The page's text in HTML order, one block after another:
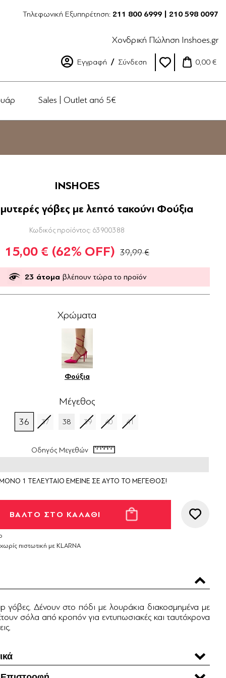
Τηλεφωνική Εξυπηρέτηση: 211 800 6999 | 210 598 0097
Χονδρική Πώληση Inshoes.gr
Εγγραφή Σύνδεση 0,00 €
Sales | Outlet από 5€
INSHOES
γόβες με λεπτό τακούνι Φούξια
Κωδικός προϊόντος: 63900388
15,00 € (62% OFF) 39,99 €
23 άτομα βλέπουν τώρα το προϊόν
Χρώματα
Φούξια
Μέγεθος
36 37 38 39 40 41
Οδηγός Μεγεθών
ΜΟΝΟ 1 ΤΕΛΕΥΤΑΙΟ ΕΜΕΙΝΕ ΣΕ ΑΥΤΟ ΤΟ ΜΕΓΕΘΟΣ!
πιστωτική με KLARNA
γόβες. Δένουν στο πόδι με λουράκια διακοσμημένα με
σόλα από κροπόν για εντυπωσιακές και ταυτόχρονα